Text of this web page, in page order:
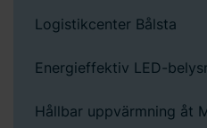
Logistikcenter Bålsta
Energieffektiv LED-
Hållbar uppvärmning åt